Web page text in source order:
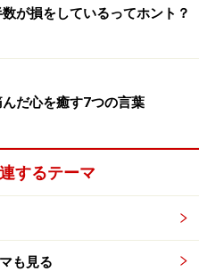
が損をしているってホント？
だ心を癒す7つの言葉
するテーマ
も見る